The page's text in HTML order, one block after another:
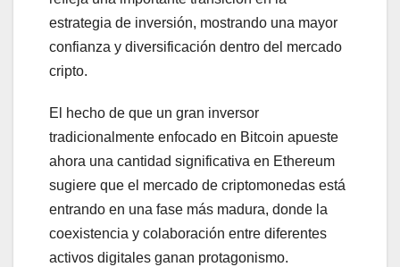
estrategia de inversión, mostrando una mayor
confianza y diversificación dentro del mercado
cripto.
El hecho de que un gran inversor
tradicionalmente enfocado en Bitcoin apueste
ahora una cantidad significativa en Ethereum
sugiere que el mercado de criptomonedas está
entrando en una fase más madura, donde la
coexistencia y colaboración entre diferentes
activos digitales ganan protagonismo.